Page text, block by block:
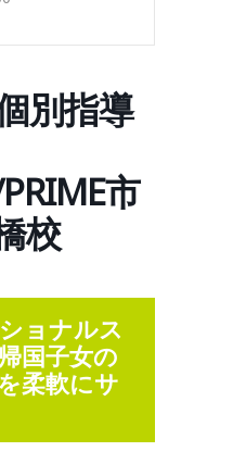
別指導
市
校
ョナルス
国子女の
柔軟にサ